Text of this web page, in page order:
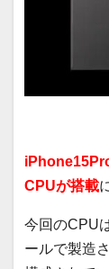
CPUが搭載
今回のCPU
ールで製造